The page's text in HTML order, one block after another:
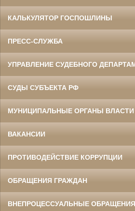
КАЛЬКУЛЯТОР ГОСПОШЛИНЫ
ПРЕСС-СЛУЖБА
УПРАВЛЕНИЕ СУДЕБНОГО
СУДЫ СУБЪЕКТА РФ
МУНИЦИПАЛЬНЫЕ ОРГАНЫ ВЛАСТИ
ВАКАНСИИ
ПРОТИВОДЕЙСТВИЕ КОРРУПЦИИ
ОБРАЩЕНИЯ ГРАЖДАН
ВНЕПРОЦЕССУАЛЬНЫЕ ОБРАЩЕНИЯ